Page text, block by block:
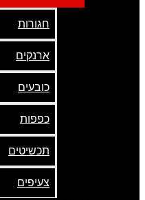
חגורות
ארנקים
כובעים
כפפות
תכשיטים
צעיפים